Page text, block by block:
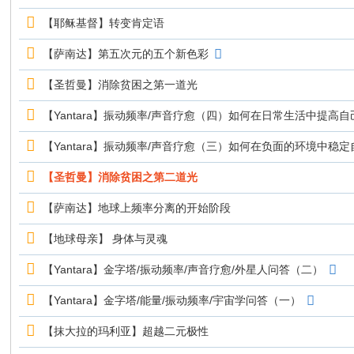
【耶稣基督】转变肯定语
【萨南达】第五次元的五个新色彩
【圣哲曼】消除贫困之第一道光
【Yantara】振动频率/声音疗愈（四）如何在日常生活中提高自
【Yantara】振动频率/声音疗愈（三）如何在负面的环境中稳
【圣哲曼】消除贫困之第二道光
【萨南达】地球上频率分离的开始阶段
【地球母亲】 身体与灵魂
【Yantara】金字塔/振动频率/声音疗愈/外星人问答（二）
【Yantara】金字塔/能量/振动频率/宇宙学问答（一）
【抹大拉的玛利亚】超越二元极性